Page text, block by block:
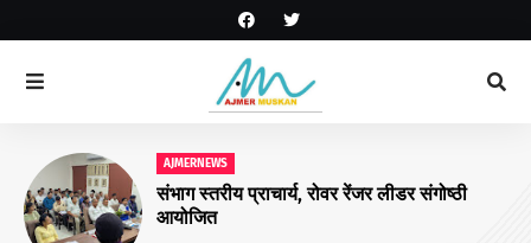
AJMERNEWS
संभाग स्तरीय प्राचार्य, रोवर रेंजर लीडर संगोष्ठी
आयोजित